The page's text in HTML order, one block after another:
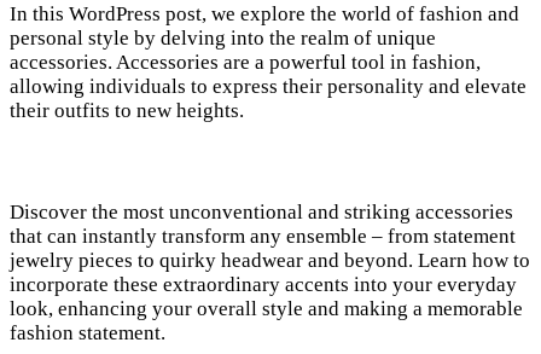
In this WordPress post, we explore the world of fashion and
personal style by delving into the realm of unique
accessories. Accessories are a powerful tool in fashion,
allowing individuals to express their personality and elevate
their outfits to new heights.
Discover the most unconventional and striking accessories
that can instantly transform any ensemble – from statement
jewelry pieces to quirky headwear and beyond. Learn how to
incorporate these extraordinary accents into your everyday
look, enhancing your overall style and making a memorable
fashion statement.